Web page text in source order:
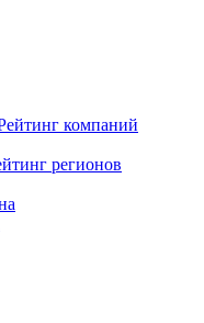
компаний
регионов